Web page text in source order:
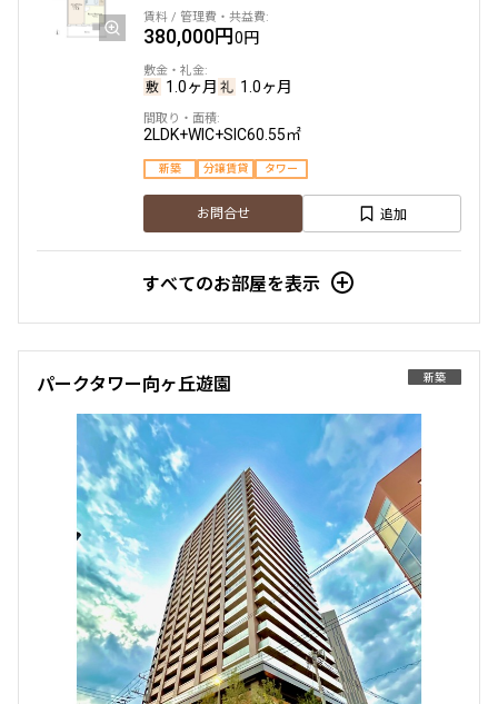
380,000円0円
1.0ヶ月 1.0ヶ月
2LDK+WIC+SIC60.55㎡
新築 分譲賃貸 タワー
お問合せ 追加
すべてのお部屋を表示
新築
パークタワー向ヶ丘遊園